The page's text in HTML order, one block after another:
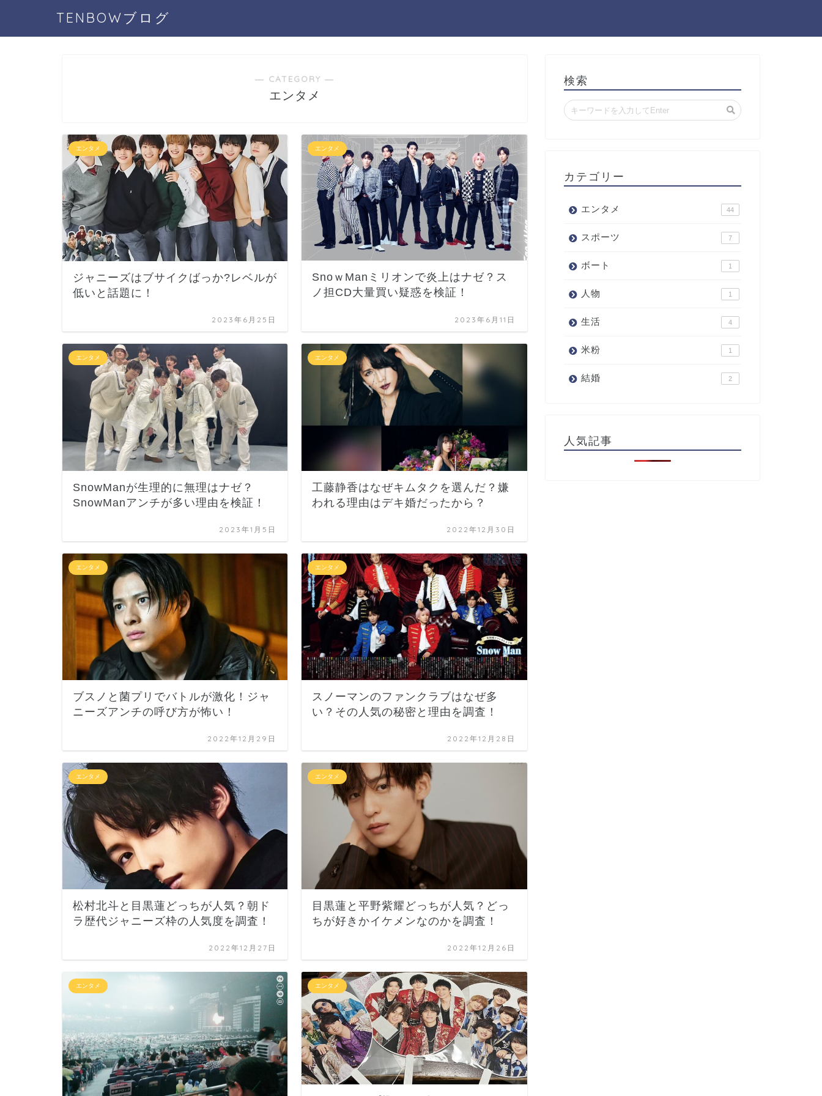
TENBOWブログ
― CATEGORY ―
エンタメ
エンタメ
ジャニーズはブサイクばっか?レベルが
低いと話題に！
2023年6月25日
エンタメ
SnoｗManミリオンで炎上はナゼ？ス
ノ担CD大量買い疑惑を検証！
2023年6月11日
エンタメ
SnowManが生理的に無理はナゼ？
SnowManアンチが多い理由を検証！
2023年1月5日
エンタメ
工藤静香はなぜキムタクを選んだ？嫌
われる理由はデキ婚だったから？
2022年12月30日
エンタメ
ブスノと菌プリでバトルが激化！ジャ
ニーズアンチの呼び方が怖い！
2022年12月29日
エンタメ
スノーマンのファンクラブはなぜ多
い？その人気の秘密と理由を調査！
2022年12月28日
エンタメ
松村北斗と目黒蓮どっちが人気？朝ド
ラ歴代ジャニーズ枠の人気度を調査！
2022年12月27日
エンタメ
目黒蓮と平野紫耀どっちが人気？どっ
ちが好きかイケメンなのかを調査！
2022年12月26日
エンタメ エンタメ
検索
カテゴリー
エンタメ 44
スポーツ 7
ボート 1
人物 1
生活 4
米粉 1
結婚 2
人気記事